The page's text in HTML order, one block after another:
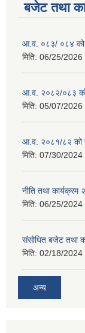
बजेट तथा
आ.व. ०८३/ ०८४ को
मिति: 06/25/2026
आ.व. २०८२/०८३ को
मिति: 05/07/2026
आ.व. २०८१/८२ को
मिति: 07/30/2024
नीति तथा कार्यक्रम
मिति: 06/25/2024
संसोधित बजेट तथा
मिति: 02/18/2024
अन्य